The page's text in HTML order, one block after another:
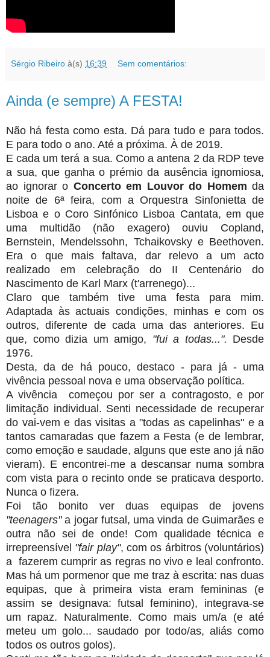
Sérgio Ribeiro à(s) 16:39 Sem comentários:
Ainda (e sempre) A FESTA!
Não há festa como esta. Dá para tudo e para todos.
E para todo o ano. Até a próxima. À de 2019.
E cada um terá a sua. Como a antena 2 da RDP teve
a sua, que ganha o prémio da ausência ignomiosa,
ao ignorar o Concerto em Louvor do Homem da
noite de 6ª feira, com a Orquestra Sinfonietta de
Lisboa e o Coro Sinfónico Lisboa Cantata, em que
uma multidão (não exagero) ouviu Copland,
Bernstein, Mendelssohn, Tchaikovsky e Beethoven.
Era o que mais faltava, dar relevo a um acto
realizado em celebração do II Centenário do
Nascimento de Karl Marx (t'arrenego)...
Claro que também tive uma festa para mim.
Adaptada às actuais condições, minhas e com os
outros, diferente de cada uma das anteriores. Eu
que, como dizia um amigo, "fui a todas...". Desde
1976.
Desta, da de há pouco, destaco - para já - uma
vivência pessoal nova e uma observação política.
A vivência começou por ser a contragosto, e por
limitação individual. Senti necessidade de recuperar
do vai-vem e das visitas a "todas as capelinhas" e a
tantos camaradas que fazem a Festa (e de lembrar,
como emoção e saudade, alguns que este ano já não
vieram). E encontrei-me a descansar numa sombra
com vista para o recinto onde se praticava desporto.
Nunca o fizera.
Foi tão bonito ver duas equipas de jovens
"teenagers"a jogar futsal, uma vinda de Guimarães e
outra não sei de onde! Com qualidade técnica e
irrepreensível "fair play", com os árbitros (voluntários)
a fazerem cumprir as regras no vivo e leal confronto.
Mas há um pormenor que me traz à escrita: nas duas
equipas, que à primeira vista eram femininas (e
assim se designava: futsal feminino), integrava-se
um rapaz. Naturalmente. Como mais um/a (e até
meteu um golo... saudado por todo/as, aliás como
todos os outros golos).